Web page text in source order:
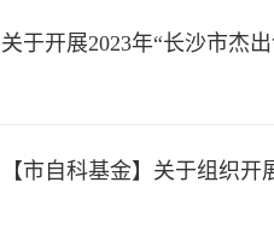
关于开展2023年“长沙市杰
【市自科基金】关于组织